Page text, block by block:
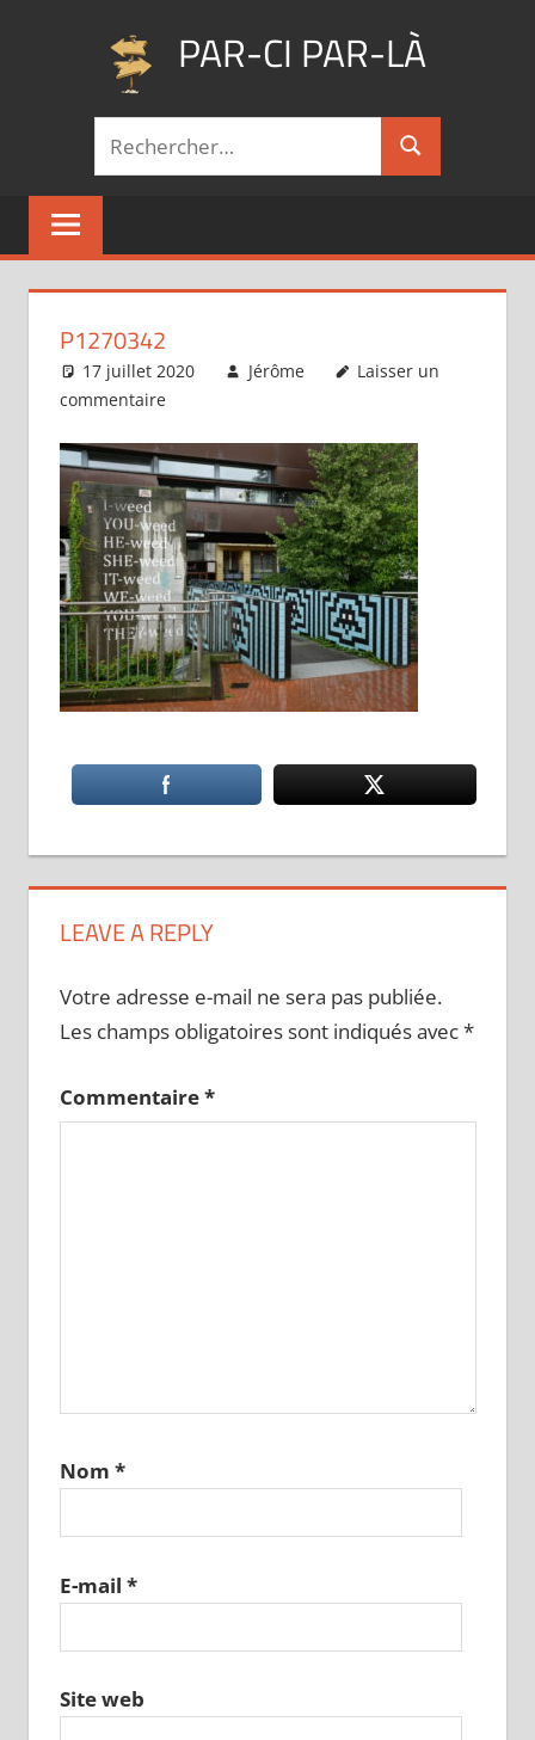
PAR-CI PAR-LÀ
mes
pérégrinations
Recherche
Rechercher
P1270342
17 juillet 2020 Jérôme
Laisser un
commentaire
LEAVE A REPLY
Votre adresse e-mail ne sera pas publiée.
Les champs obligatoires sont indiqués avec*
Commentaire*
Nom *
E-mail *
Site web